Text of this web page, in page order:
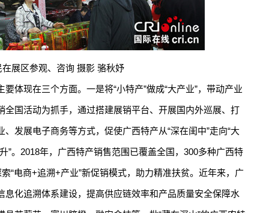
在展区参观、咨询 摄影 骆秋妤
现在三个方面。一是将“小特产”做成“大产业”，带动产业
全国活动为抓手，通过搭建展销平台、开展国内外巡展、打
发展电子商务等方式，促使广西特产从“深在闺中”走向“大
”。2018年，广西特产销售范围已覆盖全国，300多种广西特
“电商+追溯+产业”新促销模式，助力精准扶贫。近年来，广
息化追溯体系建设，提高供应链效率和产品质量安全保障水